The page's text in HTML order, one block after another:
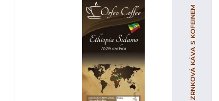
ZRNKOVÁ KÁVA S KOFEINEM